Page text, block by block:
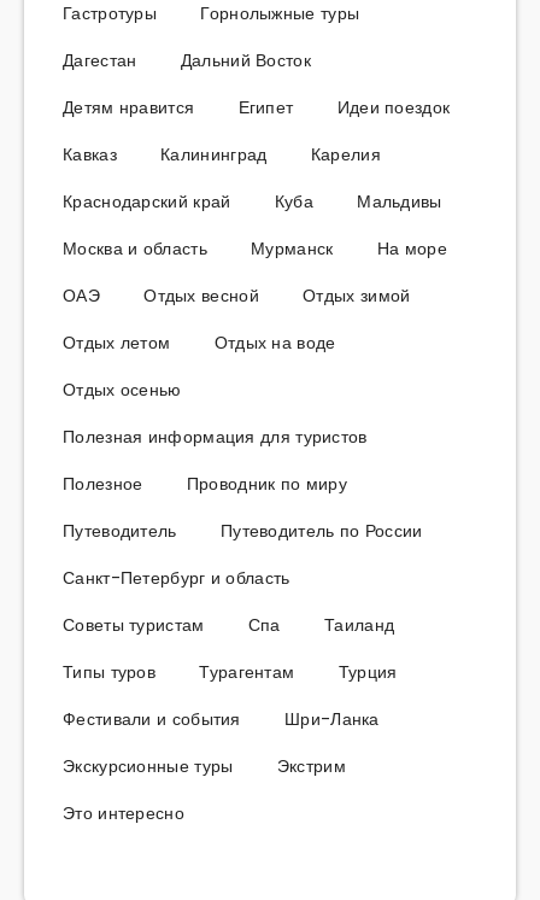
Гастротуры
Горнолыжные туры
Дагестан
Дальний Восток
Детям нравится
Египет
Идеи поездок
Кавказ
Калининград
Карелия
Краснодарский край
Куба
Мальдивы
Москва и область
Мурманск
На море
ОАЭ
Отдых весной
Отдых зимой
Отдых летом
Отдых на воде
Отдых осенью
Полезная информация для туристов
Полезное
Проводник по миру
Путеводитель
Путеводитель по России
Санкт-Петербург и область
Советы туристам
Спа
Таиланд
Типы туров
Турагентам
Турция
Фестивали и события
Шри-Ланка
Экскурсионные туры
Экстрим
Это интересно